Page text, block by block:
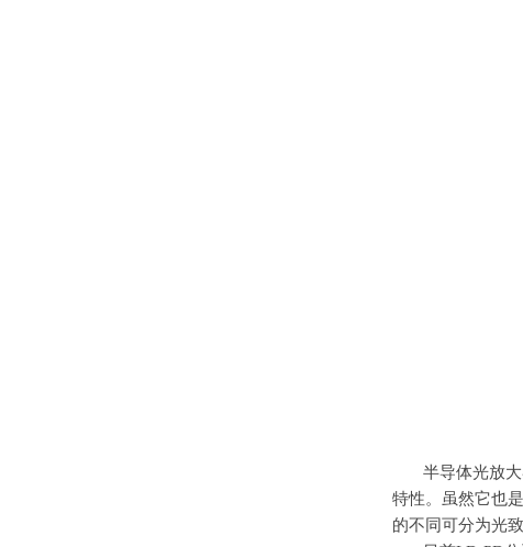
半导体光放
特性。虽然它也
的不同可分为光